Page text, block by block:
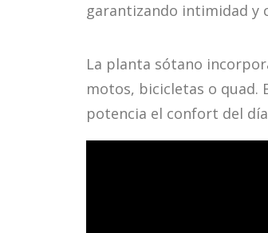
garantizando intimidad
La planta sótano
motos, bicicletas o quad.
potencia el confort del